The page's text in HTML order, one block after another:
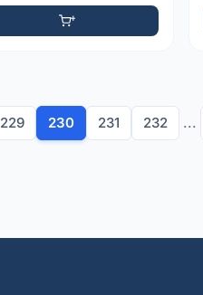
229 230 231 232 ...